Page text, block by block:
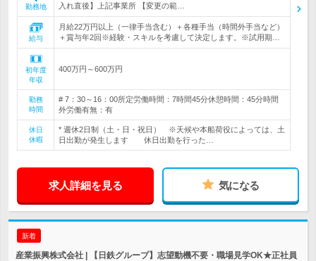
勤務地
入れ直後】上記事業所 【変更の範…
給与
月給22万円以上（一律手当含む）＋各種手当（時間外手当など）
＋賞与年2回※経験・スキルを考慮して決定します。※試用期…
初年度
年収
400万円～600万円
勤務
時間
# 7：30～16：00所定労働時間：7時間45分休憩時間：45分時間
外労働有無：有
休日
休暇
* 週休2日制（土・日・祝日） ※天候や本船荷役によっては、土
日出勤が発生します 休日出勤を行った…
求人詳細を見る 気になる
新着
産業振興株式会社 | 【日鉄グループ】志望動機不要・職場見学OK★正社員